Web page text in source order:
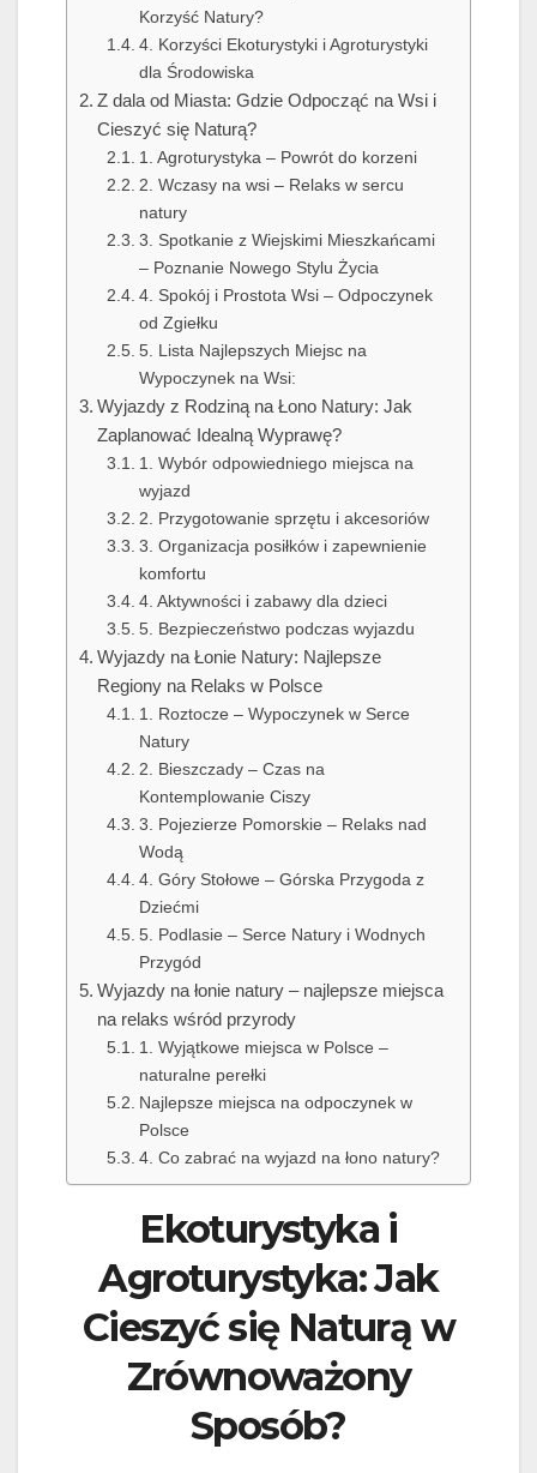
Korzyść Natury?
4. Korzyści Ekoturystyki i Agroturystyki
dla Środowiska
Z dala od Miasta: Gdzie Odpocząć na Wsi i
Cieszyć się Naturą?
1. Agroturystyka – Powrót do korzeni
2. Wczasy na wsi – Relaks w sercu
natury
3. Spotkanie z Wiejskimi Mieszkańcami
– Poznanie Nowego Stylu Życia
4. Spokój i Prostota Wsi – Odpoczynek
od Zgiełku
5. Lista Najlepszych Miejsc na
Wypoczynek na Wsi:
Wyjazdy z Rodziną na Łono Natury: Jak
Zaplanować Idealną Wyprawę?
1. Wybór odpowiedniego miejsca na
wyjazd
2. Przygotowanie sprzętu i akcesoriów
3. Organizacja posiłków i zapewnienie
komfortu
4. Aktywności i zabawy dla dzieci
5. Bezpieczeństwo podczas wyjazdu
Wyjazdy na Łonie Natury: Najlepsze
Regiony na Relaks w Polsce
1. Roztocze – Wypoczynek w Serce
Natury
2. Bieszczady – Czas na
Kontemplowanie Ciszy
3. Pojezierze Pomorskie – Relaks nad
Wodą
4. Góry Stołowe – Górska Przygoda z
Dziećmi
5. Podlasie – Serce Natury i Wodnych
Przygód
Wyjazdy na łonie natury – najlepsze miejsca
na relaks wśród przyrody
1. Wyjątkowe miejsca w Polsce –
naturalne perełki
Najlepsze miejsca na odpoczynek w
Polsce
4. Co zabrać na wyjazd na łono natury?
Ekoturystyka i
Agroturystyka: Jak
Cieszyć się Naturą w
Zrównoważony
Sposób?